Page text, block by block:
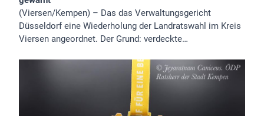
(Viersen/Kempen) – Das das Verwaltungsgericht
Düsseldorf eine Wiederholung der Landratswahl im Kreis
Viersen angeordnet. Der Grund: verdeckte…